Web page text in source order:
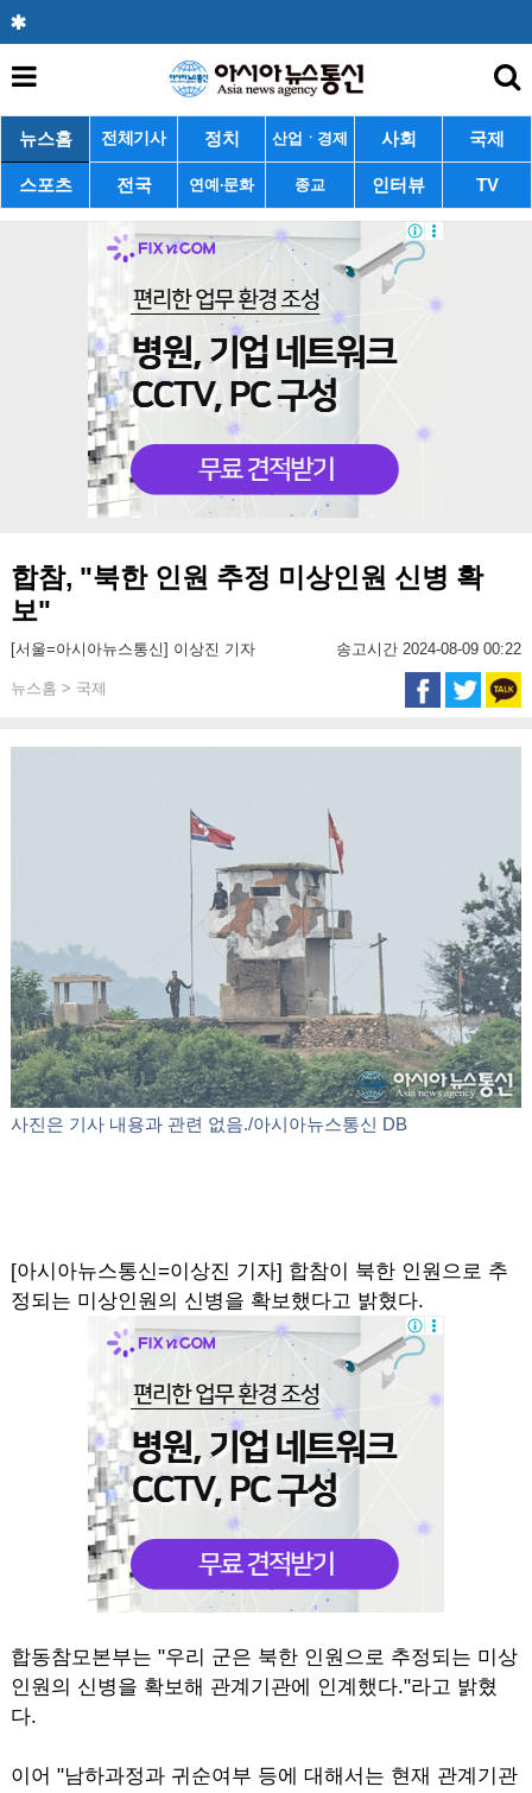
뉴스홈 전체기사 정치 산업ㆍ경제 사회 국제
스포츠 전국 연예·문화 종교 인터뷰 TV
합참, "북한 인원 추정 미상인원 신병 확
보"
[서울=아시아뉴스통신] 이상진 기자 송고시간 2024-08-09 00:22
뉴스홈 > 국제
사진은 기사 내용과 관련 없음./아시아뉴스통신 DB
[아시아뉴스통신=이상진 기자] 합참이 북한 인원으로 추
정되는 미상인원의 신병을 확보했다고 밝혔다.
합동참모본부는 "우리 군은 북한 인원으로 추정되는 미상
인원의 신병을 확보해 관계기관에 인계했다."라고 밝혔
다.
이어 "남하과정과 귀순여부 등에 대해서는 현재 관계기관